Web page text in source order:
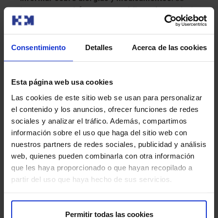
Consentimiento Detalles Acerca de las cookies
Esta página web usa cookies
Las cookies de este sitio web se usan para personalizar
el contenido y los anuncios, ofrecer funciones de redes
sociales y analizar el tráfico. Además, compartimos
información sobre el uso que haga del sitio web con
nuestros partners de redes sociales, publicidad y análisis
web, quienes pueden combinarla con otra información
que les haya proporcionado o que hayan recopilado a
partir del uso que haya hecho de sus servicios.
Permitir todas las cookies
importante que informes a tu médico sobre cualquier
alergia que tengas y sobre todos los medicamentos
que estás tomando, incluyendo los de venta libre y los
suplementos.
antes y después de la prueba.
Informa sobre embarazo o lactancia:
si estás
embarazada o amamantando, informa a tu médico.
¿Tiene algún riesgo?
Los PET Diagnósticos con Radioisótopos son
generalmente seguros, pero como cualquier
algunos riesgos mínimos a considerar: